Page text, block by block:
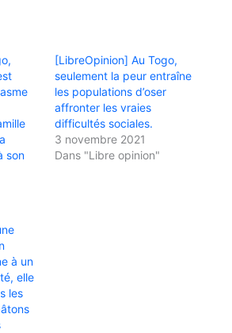
son
[LibreOpinion] Au Togo,
seulement la peur entraîne
les populations d’oser
affronter les vraies
difficultés sociales.
3 novembre 2021
Dans "Libre opinion"
à un
elle
les